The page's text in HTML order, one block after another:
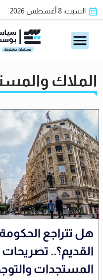
السبت، 8 أغسطس 2026
الملاك
هل تتراجع
القديم؟..
المستجدات